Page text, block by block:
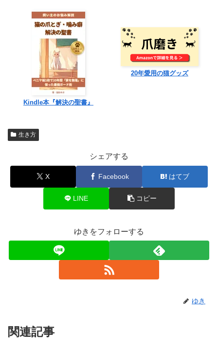
Kindle本『解決の聖書』
20年愛用の猫グッズ
生き方
シェアする
X Facebook はてブ
LINE コピー
ゆきをフォローする
ゆき
関連記事